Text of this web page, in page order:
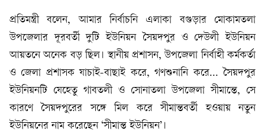
প্রতিমন্ত্রী বলেন, আমার নির্বাচনি এলাকা বগুড়ার মোকামতলা
উপজেলার দূরবর্তী দুটি ইউনিয়ন সৈয়দপুর ও দেউলী ইউনিয়ন
আয়তনে অনেক বড় ছিল। স্থানীয় প্রশাসন, উপজেলা নির্বাহী কর্মকর্তা
ও জেলা প্রশাসক যাচাই-বাছাই করে, গণশুনানি করে... সৈয়দপুর
ইউনিয়নটি যেহেতু গাবতলী ও সোনাতলা উপজেলা সীমান্তে, সে
কারণে সৈয়দপুরের সঙ্গে মিল করে সীমান্তবর্তী হওয়ায় নতুন
ইউনিয়নের নাম করেছেন ‘সীমান্ত ইউনিয়ন’।